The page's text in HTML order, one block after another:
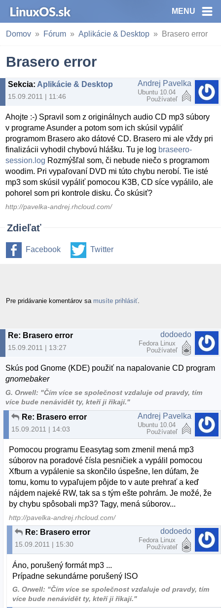
MENU
Domov Fórum Aplikácie & Desktop Brasero error
Brasero error
Sekcia: Aplikácie & Desktop
15.09.2011 | 11:46
Andrej Pavelka
Ubuntu 10.04
Používateľ
Ahojte :-) Spravil som z originálnych audio CD mp3 súbory
v programe Asunder a potom som ich skúsil vypáliť
programom Brasero ako dátové CD. Brasero mi ale vždy pri
finalizácii vyhodil chybovú hlášku. Tu je log braseero-
session.log Rozmýšľal som, či nebude niečo s programom
woodim. Pri vypaľovaní DVD mi túto chybu nerobí. Tie isté
mp3 som skúsil vypáliť pomocou K3B, CD síce vypálilo, ale
pohorel som pri kontrole disku. Čo skúsiť?
http://pavelka-andrej.rhcloud.com/
Zdieľať
Facebook Twitter
Pre pridávanie komentárov sa musíte prihlásiť
Re: Brasero error
15.09.2011 | 13:27
dodoedo
Fedora Linux
Používateľ
Skús pod Gnome (KDE) použiť na napalovanie CD program
gnomebaker
G. Orwell: "Čím více se společnost vzdaluje od pravdy, tím
více bude nenávidět ty, kteří ji říkají."
Re: Brasero error
15.09.2011 | 14:03
Andrej Pavelka
Ubuntu 10.04
Používateľ
Pomocou programu Eeasytag som zmenil mená mp3
súborov na poradové čísla pesničiek a vypálil pomocou
Xfburn a vypálenie sa skončilo úspešne, len dúfam, že
tomu, komu to vypaľujem pôjde to v aute prehrať a keď
nájdem najeké RW, tak sa s tým ešte pohrám. Je možé, že
by chybu spôsobali mp3? Tagy, mená súborov...
http://pavelka-andrej.rhcloud.com/
Re: Brasero error
15.09.2011 | 15:30
dodoedo
Fedora Linux
Používateľ
Áno, porušený formát mp3 ...
Prípadne sekundárne porušený ISO
G. Orwell: "Čím více se společnost vzdaluje od pravdy, tím
více bude nenávidět ty, kteří ji říkají."